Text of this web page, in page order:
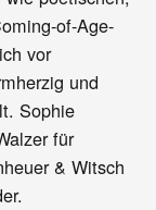
of-Age-
vor
und
Sophie
für
& Witsch